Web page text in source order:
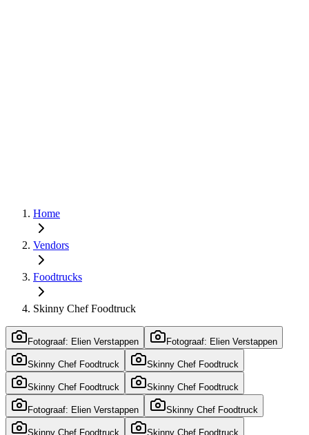
Home
Vendors
Foodtrucks
Skinny Chef Foodtruck
Fotograaf: Elien Verstappen Fotograaf: Elien Verstappen
Skinny Chef Foodtruck Skinny Chef Foodtruck
Skinny Chef Foodtruck Skinny Chef Foodtruck
Fotograaf: Elien Verstappen Skinny Chef Foodtruck
Skinny Chef Foodtruck Skinny Chef Foodtruck